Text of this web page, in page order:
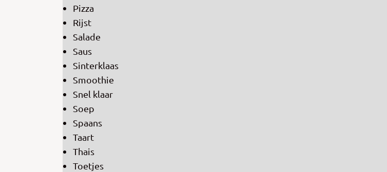
Pizza
Rijst
Salade
Saus
Sinterklaas
Smoothie
Snel klaar
Soep
Spaans
Taart
Thais
Toetjes